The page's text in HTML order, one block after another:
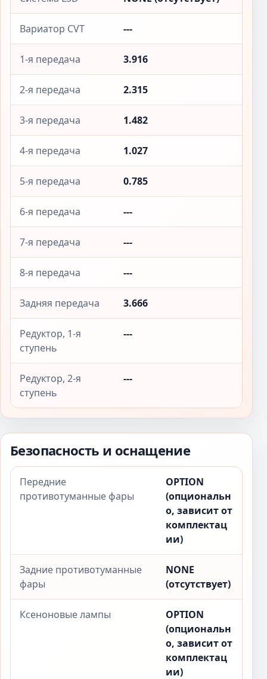
Вариатор CVT ---
1-я передача 3.916
2-я передача 2.315
3-я передача 1.482
4-я передача 1.027
5-я передача 0.785
6-я передача ---
7-я передача ---
8-я передача ---
Задняя передача 3.666
Редуктор, 1-я
ступень
---
Редуктор, 2-я
ступень
---
Безопасность и оснащение
Передние
противотуманные фары
OPTION
(опциональн
о, зависит от
комплектац
ии)
Задние противотуманные
фары
NONE
(отсутствует)
Ксеноновые лампы
OPTION
(опциональн
о, зависит от
комплектац
ии)